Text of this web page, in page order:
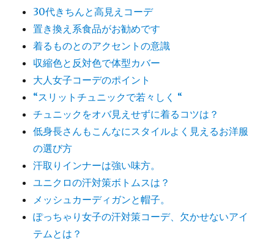
30代きちんと高見えコーデ
置き換え系食品がお勧めです
着るものとのアクセントの意識
収縮色と反対色で体型カバー
大人女子コーデのポイント
“スリットチュニックで若々しく “
チュニックをオバ見えせずに着るコツは？
低身長さんもこんなにスタイルよく見えるお洋服
の選び方
汗取りインナーは強い味方。
ユニクロの汗対策ボトムスは？
メッシュカーディガンと帽子。
ぽっちゃり女子の汗対策コーデ、欠かせないアイ
テムとは？